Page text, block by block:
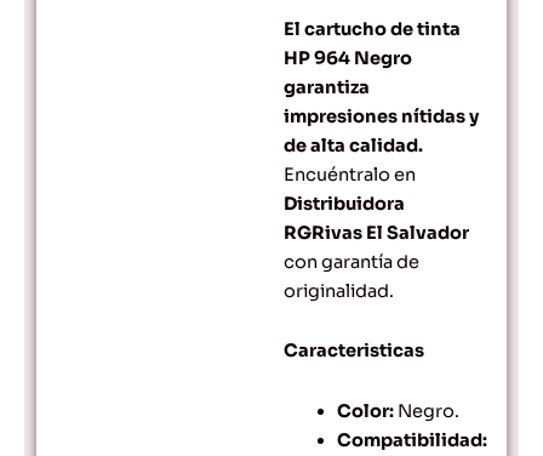
$32.01.
$30.09.
El cartucho de tinta
HP 964 Negro
garantiza
impresiones nítidas y
de alta calidad.
Encuéntralo en
Distribuidora
RGRivas El Salvador
con garantía de
originalidad.
Caracteristicas
Color:Negro.
Compatibilidad: